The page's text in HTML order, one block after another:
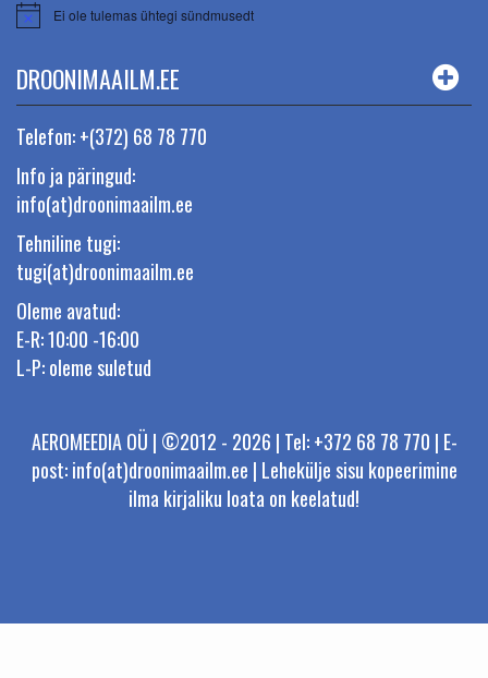
Ei ole tulemas ühtegi sündmusedt
DROONIMAAILM.EE
Telefon: +(372) 68 78 770
Info ja päringud:
info(at)droonimaailm.ee
Tehniline tugi:
tugi(at)droonimaailm.ee
Oleme avatud:
E-R: 10:00 -16:00
L-P: oleme suletud
AEROMEEDIA OÜ | ©2012 - 2026 | Tel: +372 68 78 770 | E-
post: info(at)droonimaailm.ee | Lehekülje sisu kopeerimine
ilma kirjaliku loata on keelatud!